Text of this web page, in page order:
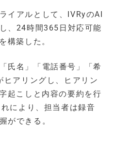
イアルとして、IVRyのAI
、24時間365日対応可能
構築した。
氏名」「電話番号」「希
アリングし、ヒアリン
起こしと内容の要約を行
により、担当者は録音
ができる。